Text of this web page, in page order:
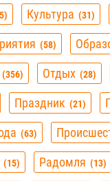
Культура 31
58
356 Отдых 28
Праздник 21
63
15 Радомля 13